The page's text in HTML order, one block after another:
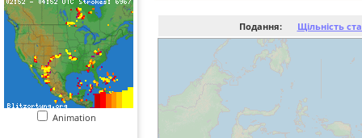
Animation
Подання: Щільність